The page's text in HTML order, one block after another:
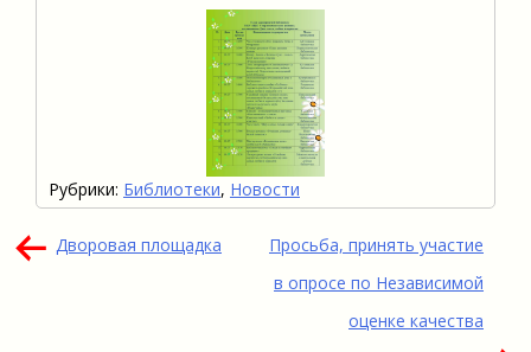
Рубрики: Библиотеки, Новости
Навигация
Дворовая площадка
Просьба, принять участие
в опросе по Независимой
оценке качества